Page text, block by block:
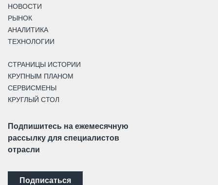
НОВОСТИ
РЫНОК
АНАЛИТИКА
ТЕХНОЛОГИИ
СТРАНИЦЫ ИСТОРИИ
КРУПНЫМ ПЛАНОМ
СЕРВИСМЕНЫ
КРУГЛЫЙ СТОЛ
Подпишитесь на ежемесячную
рассылку для специалистов
отрасли
Подписаться